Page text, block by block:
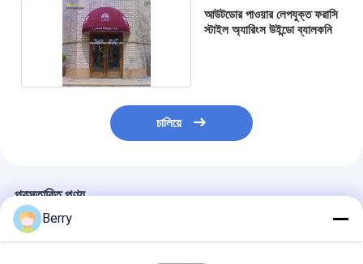
আউটডোর পাওয়ার লেপযুক্ত ফরাসি
স্টাইল অ্যারিংস উইন্ডো ব্যালকনি
চালিয়ে
প্রস্তাবিত পণ্য
Berry